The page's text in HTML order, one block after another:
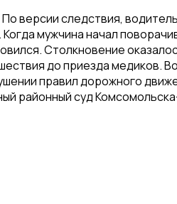
версии следствия,
мужчина начал
Столкновение
до приезда медиков.
правил дорожного
районный суд